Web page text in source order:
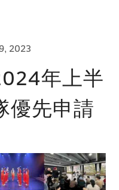
2023
年上半
優先申請